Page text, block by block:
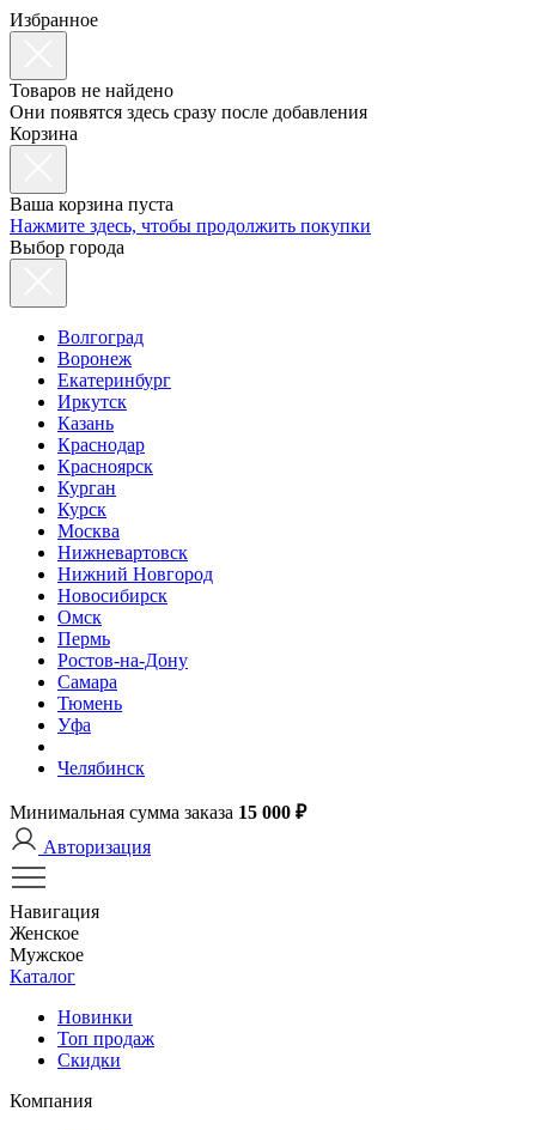
Избранное
Товаров не найдено
Они появятся здесь сразу после добавления
Корзина
Ваша корзина пуста
Нажмите здесь, чтобы продолжить покупки
Выбор города
Волгоград
Воронеж
Екатеринбург
Иркутск
Казань
Краснодар
Красноярск
Курган
Курск
Москва
Нижневартовск
Нижний Новгород
Новосибирск
Омск
Пермь
Ростов-на-Дону
Самара
Тюмень
Уфа
Челябинск
Минимальная сумма заказа 15 000 ₽
Авторизация
Навигация
Женское
Мужское
Каталог
Новинки
Топ продаж
Скидки
Компания